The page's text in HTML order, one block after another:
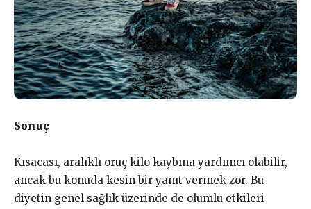
Sonuç
Kısacası, aralıklı oruç kilo kaybına yardımcı olabilir,
ancak bu konuda kesin bir yanıt vermek zor. Bu
diyetin genel sağlık üzerinde de olumlu etkileri